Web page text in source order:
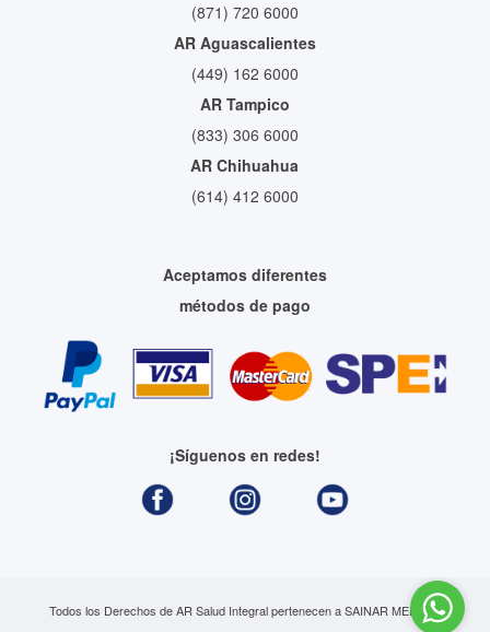
(871) 720 6000
AR Aguascalientes
(449) 162 6000
AR Tampico
(833) 306 6000
AR Chihuahua
(614) 412 6000
Aceptamos diferentes
métodos de pago
¡Síguenos en redes!
Todos los Derechos de AR Salud Integral pertenecen a SAINAR MEDICA,